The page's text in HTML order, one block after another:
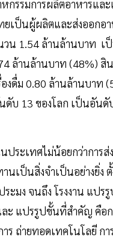
กรรมการผลิตอาหารและ
ยเป็นผู้ผลิตและส่งออกอ
วน 1.54 ล้านล้านบาท เ
ล้านล้านบาท (48%) สิ
องดื่ม 0.80 ล้านล้านบาท
ดับ 13 ของโลก เป็นอันดั
ประเทศไม่น้อยกว่าการส่
นเป็นสิ่งจำเป็นอย่างยิ่ง
ระมง จนถึง โรงงาน แปร
ะ แปรรูปขั้นที่สำคัญ คือก
ร ถ่ายทอดเทคโนโลยี กา